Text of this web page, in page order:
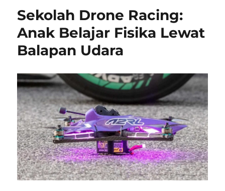
Sekolah Drone Racing:
Anak Belajar Fisika Lewat
Balapan Udara